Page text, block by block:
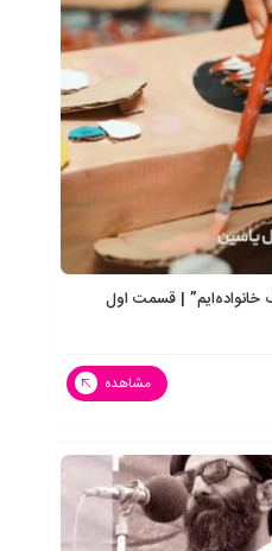
| قسمت اول
مشاهده